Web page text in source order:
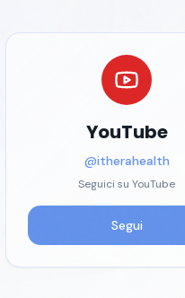
YouTube
@itherahealth
Seguici su YouTube
Segui